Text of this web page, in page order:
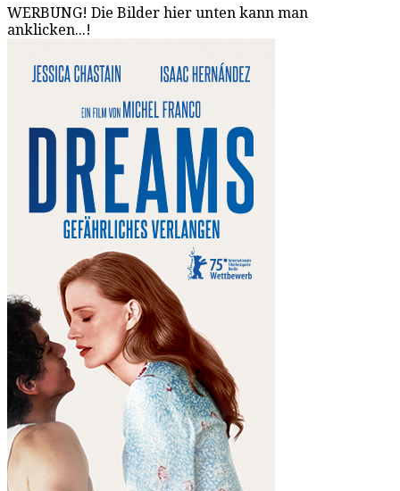
WERBUNG! Die Bilder hier unten kann man
anklicken...!